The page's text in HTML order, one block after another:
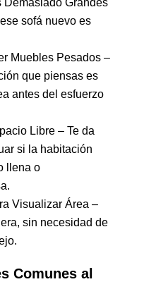
Demasiado Grandes
sofá nuevo es
Muebles Pesados –
que piensas es
antes del esfuerzo
Libre – Te da
si la habitación
llena o
Visualizar Área –
sin necesidad de
Comunes al